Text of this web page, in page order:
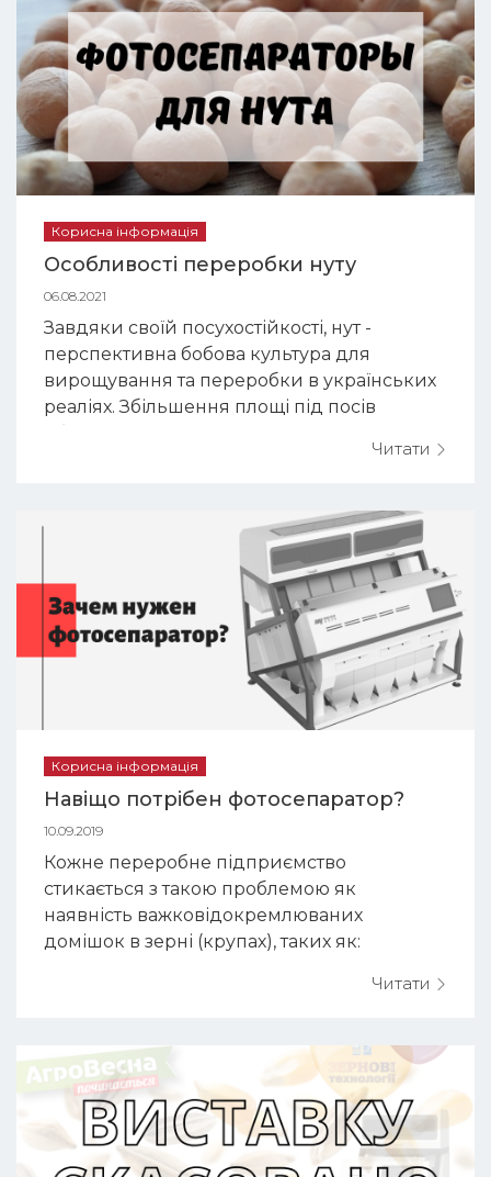
Корисна інформація
Особливості переробки нуту
06.08.2021
Завдяки своїй посухостійкості, нут -
перспективна бобова культура для
вирощування та переробки в українських
реаліях. Збільшення площі під посів
ринку України й сприятливими умовами
має високу кормову та харчову цінність. У
його складі близько 30% білка і до 7%
жиру, понад 50% безазотистих ре...
Читати
Корисна інформація
Навіщо потрібен фотосепаратор?
10.09.2019
Кожне переробне підприємство
стикається з такою проблемою як
наявність важковідокремлюваних
домішок в зерні (крупах), таких як:
дрібна галька, шматочки вугілля, руди,
насіння інших культурних і дикорослих
рослин насіння бур'янів (карлик, вівсюг)
Домішки значно погіршу...
Читати